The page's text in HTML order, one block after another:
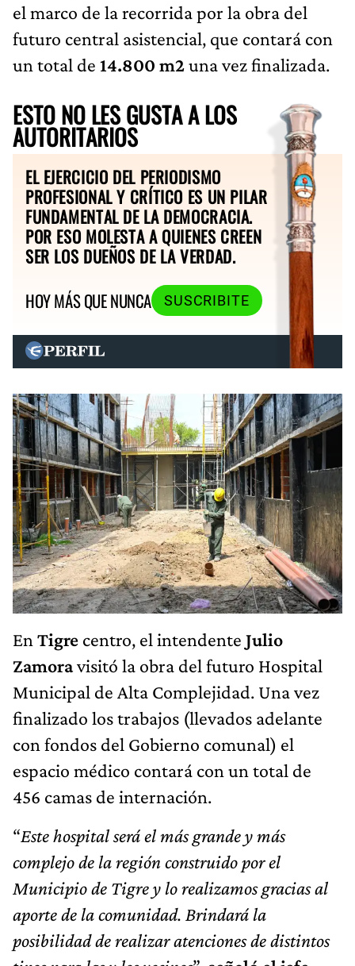
el marco de la recorrida por la obra del
futuro central asistencial, que contará con
un total de 14.800 m2una vez finalizada.
ESTO NO LES GUSTA A LOS
AUTORITARIOS
EL EJERCICIO DEL PERIODISMO
PROFESIONAL Y CRÍTICO ES UN PILAR
FUNDAMENTAL DE LA DEMOCRACIA.
POR ESO MOLESTA A QUIENES CREEN
SER LOS DUEÑOS DE LA VERDAD.
HOY MÁS QUE NUNCA
SUSCRIBITE
En Tigre centro, el intendente Julio
Zamoravisitó la obra del futuro Hospital
Municipal de Alta Complejidad. Una vez
finalizado los trabajos (llevados adelante
con fondos del Gobierno comunal) el
espacio médico contará con un total de
456 camas de internación.
“Este hospital será el más grande y más
complejo de la región construido por el
Municipio de Tigre y lo realizamos gracias al
aporte de la comunidad. Brindará la
posibilidad de realizar atenciones de distintos